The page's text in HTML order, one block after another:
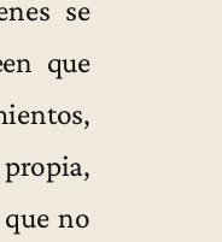
se
que
no